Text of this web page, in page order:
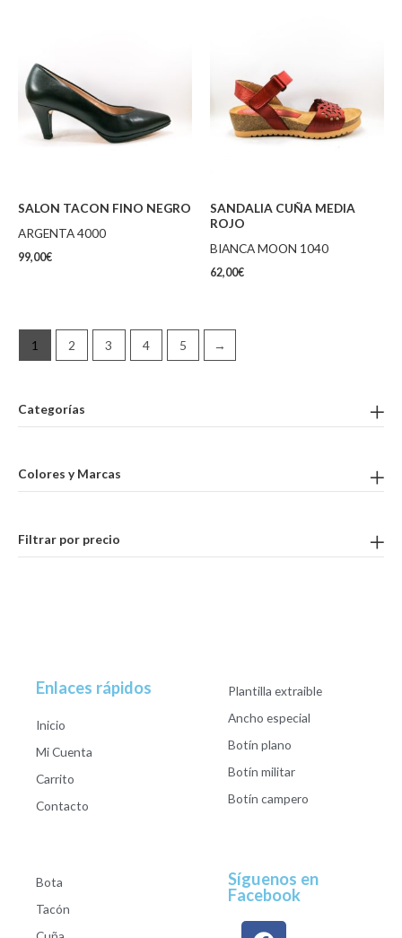
Categorías
Colores y Marcas
Filtrar por precio
SALON TACON FINO NEGRO
ARGENTA 4000
99,00€
SANDALIA CUÑA MEDIA
ROJO
BIANCA MOON 1040
62,00€
1 2 3 4 5 →
Enlaces rápidos
Inicio
Mi Cuenta
Carrito
Contacto
Plantilla extraible
Ancho especial
Botín plano
Botín militar
Botín campero
Bota
Tacón
Síguenos en
Facebook